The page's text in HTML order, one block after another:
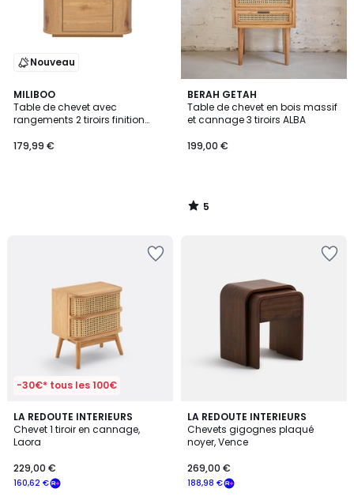
Nouveau
MILIBOO
Table de chevet avec
rangements 2 tiroirs finition
179,99 €
BERAH GETAH
Table de chevet en bois massif
et cannage 3 tiroirs ALBA
199,00 €
5
/
5
5
/
-30€* tous les 100€
LA REDOUTE INTERIEURS
Chevet 1 tiroir en cannage,
Laora
160,62 €
229,00 €
4,3
/ 5
2
Couleurs
LA REDOUTE INTERIEURS
Chevets gigognes plaqué
noyer, Vence
188,98 €
269,00 €
4,6
/ 5